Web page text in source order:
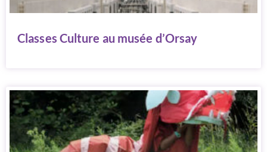
Classes Culture au musée d’Orsay